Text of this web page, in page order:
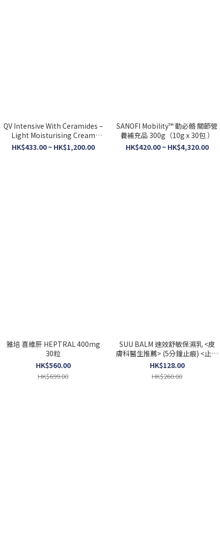
QV Intensive With Ceramides –
Light Moisturising Cream
350ml x 2支
HK$433.00 ~ HK$1,200.00
SANOFI Mobility™ 動必骼 關節營
養補充品 300g（10g x 30包 ）
HK$420.00 ~ HK$4,320.00
雅培 喜維肝 HEPTRAL 400mg
30粒
HK$560.00
HK$699.00
SUU BALM 速效舒敏保濕乳 <皮
膚科醫生推薦> (5分鐘止痕) <止痕
救星> 75ml
HK$128.00
HK$260.00